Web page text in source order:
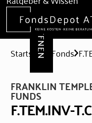
Hilfe & Formulare
DEPOT ERÖFFNEN
Startseite Fonds
FRANKLIN
FUNDS
F.TEM.INV-